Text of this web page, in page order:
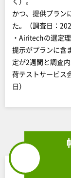
かつ、提供プラン
た。（調査日：
・Airitechの選定
提示がプランに含
定が2週間と調査
荷テストサービス
日）